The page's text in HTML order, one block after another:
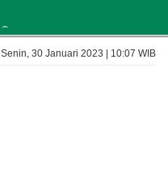
Senin, 30 Januari 2023 | 10:07 WIB